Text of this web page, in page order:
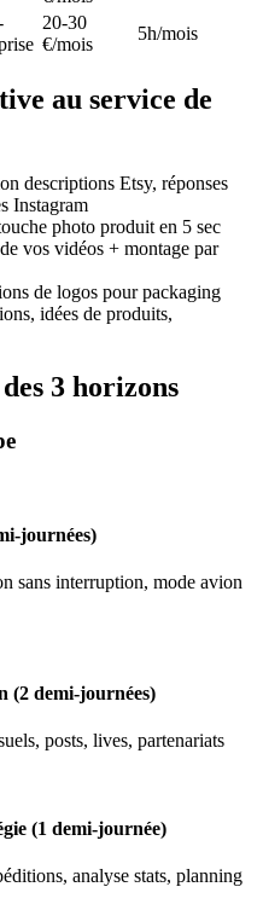
20-30
€/mois
5h/mois
au service de
descriptions Etsy, réponses
Instagram
photo produit en 5 sec
vos vidéos + montage par
de logos pour packaging
idées de produits,
3 horizons
journées)
sans interruption, mode avion
(2 demi-journées)
posts, lives, partenariats
(1 demi-journée)
analyse stats, planning